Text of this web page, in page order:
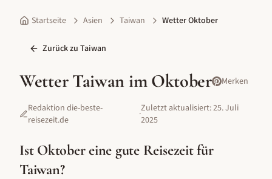
Startseite Asien Taiwan Wetter Oktober
Zurück zu Taiwan
WetterTaiwanimOktober Merken
Redaktion die-beste-
reisezeit.de
·Zuletzt aktualisiert:25. Juli
2025
Ist Oktobereine gute Reisezeit für
Taiwan?